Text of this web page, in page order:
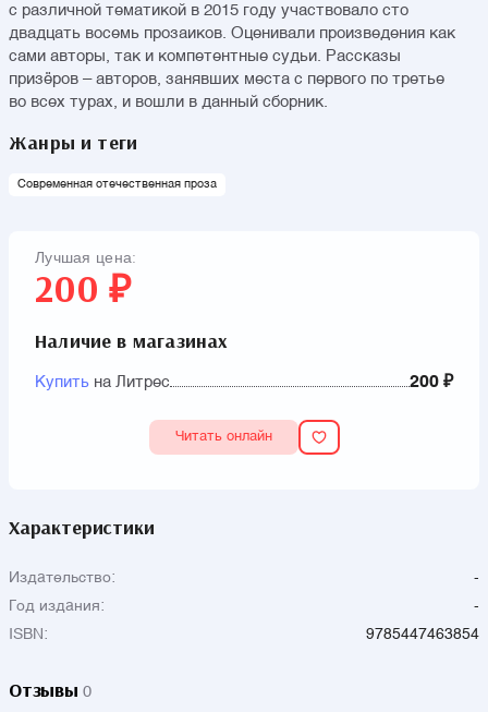
с различной тематикой в 2015 году участвовало сто
двадцать восемь прозаиков. Оценивали произведения как
сами авторы, так и компетентные судьи. Рассказы
призёров – авторов, занявших места с первого по третье
во всех турах, и вошли в данный сборник.
Жанры и теги
Современная отечественная проза
Лучшая цена:
200 ₽
Наличие в магазинах
Купить на Литрес 200 ₽
Читать онлайн
Характеристики
Издательство:
-
Год издания:
-
ISBN:
9785447463854
Отзывы 0